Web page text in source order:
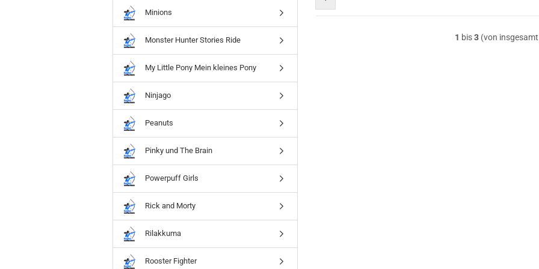
Icon
MARVEL
Movie
Music
Sports
STAR WARS
Television
1 bis3 (von
Minions
Monster Hunter Stories Ride
My Little Pony Mein kleines Pony
Ninjago
Peanuts
Pinky und The Brain
Powerpuff Girls
Rick and Morty
Rilakkuma
Rooster Fighter